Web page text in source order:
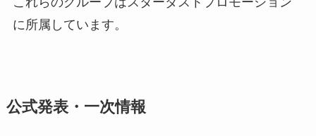
に所属しています。
公式発表・一次情報